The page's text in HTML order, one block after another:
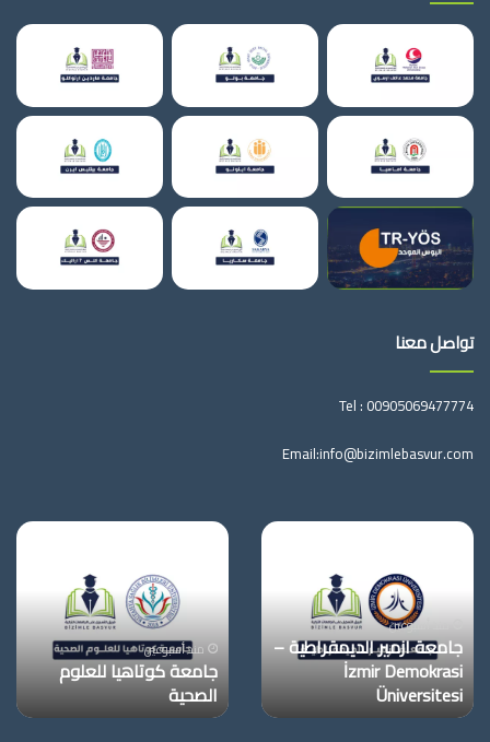
تواصل معنا
Tel : 00905069477774
Email:info@bizimlebasvur.com
جامعة
الديمقراطية
–
İzmir
Demokrasi
Üniversitesi
منذ أسبوعين
جامعة ازمير الديمقراطية –
İzmir Demokrasi
Üniversitesi
جامعة
الصحية
منذ أسبوعين
جامعة كوتاهيا للعلوم
الصحية